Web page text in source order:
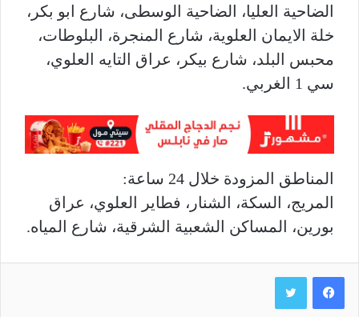
الضاحية العليا، الضاحية الوسطى، شارع ابو بكر،
خلة الايمان العلوية، شارع المنجرة، البلوطات،
محبس البلد، شارع بيكر، عراق التايه العلوي،
سي 1 الغربي.
المناطق المزودة خلال 24 ساعة:
المريج، السكة، الشنار، فطاير العلوي، عراق
بورين، المساكن الشعبية الشرقية، شارع المياه.